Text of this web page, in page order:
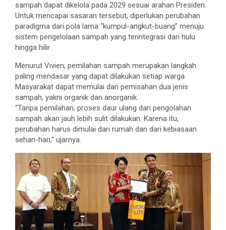
sampah dapat dikelola pada 2029 sesuai arahan Presiden.
Untuk mencapai sasaran tersebut, diperlukan perubahan
paradigma dari pola lama “kumpul-angkut-buang” menuju
sistem pengelolaan sampah yang terintegrasi dari hulu
hingga hilir.
Menurut Vivien, pemilahan sampah merupakan langkah
paling mendasar yang dapat dilakukan setiap warga.
Masyarakat dapat memulai dari pemisahan dua jenis
sampah, yakni organik dan anorganik.
“Tanpa pemilahan, proses daur ulang dan pengolahan
sampah akan jauh lebih sulit dilakukan. Karena itu,
perubahan harus dimulai dari rumah dan dari kebiasaan
sehari-hari,” ujarnya.